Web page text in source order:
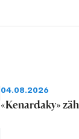
04.08.2026
«Kenardaky»